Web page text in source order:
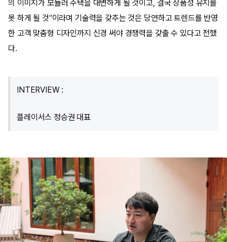
의 이미지가 모듈러 주택을 대변하게 될 것이고, 결국 상품성 유지를
못 하게 될 것”이라며 기술력을 갖추는 것은 당연하고 트렌드를 반영
한 고객 맞춤형 디자인까지 신경 써야 경쟁력을 갖출 수 있다고 전했
다.
INTERVIEW :
플레이서스 정승권 대표